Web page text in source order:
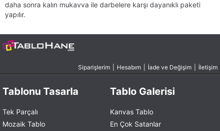
daha sonra kalın mukavva ile darbelere karşı dayanıklı paketi
yapılır.
Siparişlerim Hesabım İade ve Değişim İletişim
Tablonu Tasarla
Tek Parçalı
Mozaik Tablo
Tablo Galerisi
Kanvas Tablo
En Çok Satanlar